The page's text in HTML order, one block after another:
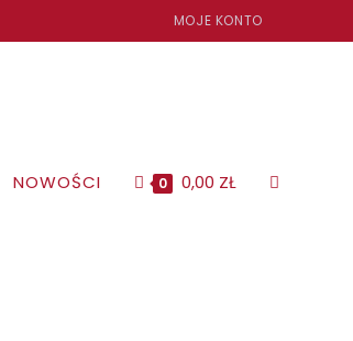
MOJE KONTO
NOWOŚCI 0 0,00 ZŁ TOGGLE